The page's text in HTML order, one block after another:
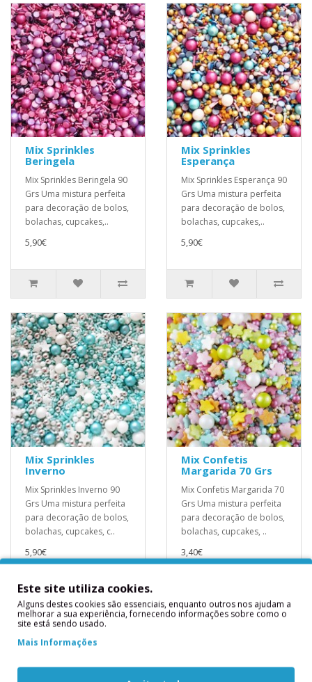
Mix Sprinkles
Beringela
Mix Sprinkles Beringela 90
Grs Uma mistura perfeita
para decoração de bolos,
bolachas, cupcakes,..
5,90€
Mix Sprinkles
Esperança
Mix Sprinkles Esperança 90
Grs Uma mistura perfeita
para decoração de bolos,
bolachas, cupcakes,..
5,90€
Mix Sprinkles
Inverno
Mix Sprinkles Inverno 90
Grs Uma mistura perfeita
para decoração de bolos,
bolachas, cupcakes, c..
5,90€
Mix Confetis
Margarida 70 Grs
Mix Confetis Margarida 70
Grs Uma mistura perfeita
para decoração de bolos,
bolachas, cupcakes, ..
3,40€
Este site utiliza cookies.
Alguns destes cookies são essenciais, enquanto outros nos ajudam a
melhorar a sua experiência, fornecendo informações sobre como o
site está sendo usado.
Mais Informações